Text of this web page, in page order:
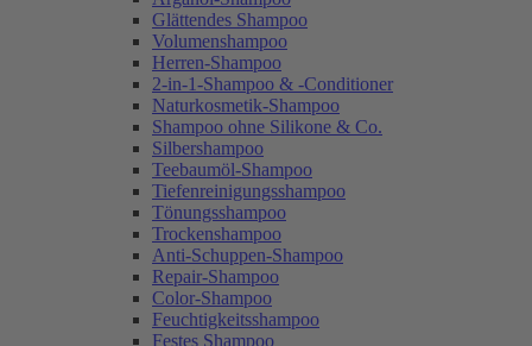
Glättendes Shampoo
Volumenshampoo
Herren-Shampoo
2-in-1-Shampoo & -Conditioner
Naturkosmetik-Shampoo
Shampoo ohne Silikone & Co.
Silbershampoo
Teebaumöl-Shampoo
Tiefenreinigungsshampoo
Tönungsshampoo
Trockenshampoo
Anti-Schuppen-Shampoo
Repair-Shampoo
Color-Shampoo
Feuchtigkeitsshampoo
Festes Shampoo